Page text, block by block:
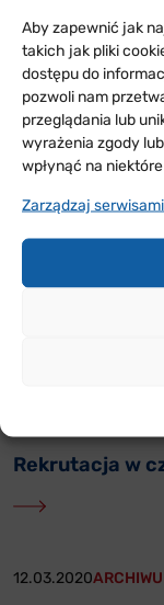
Aby zapewnić jak
takich jak pliki
dostępu do
pozwoli nam
przeglądania lub
wyrażenia zgody
wpłynąć na
Zarządzaj serwisami
20.08.2020
Okręgowa
Polski w
31.07.2020
Komunikat w
Rekrutacja w
12.03.2020